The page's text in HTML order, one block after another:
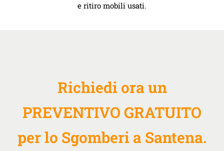
e ritiro mobili usati.
Richiedi ora un
PREVENTIVO GRATUITO
per lo Sgomberi a Santena.